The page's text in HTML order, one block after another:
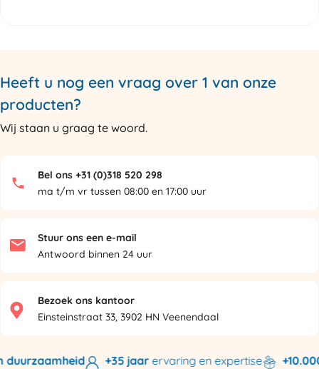
Heeft u nog een vraag over 1 van onze
producten?
Wij staan u graag te woord.
Bel ons +31 (0)318 520 298
ma t/m vr tussen 08:00 en 17:00 uur
Stuur ons een e-mail
Antwoord binnen 24 uur
Bezoek ons kantoor
Einsteinstraat 33, 3902 HN Veenendaal
+35 jaarervaring en expertise +10.000